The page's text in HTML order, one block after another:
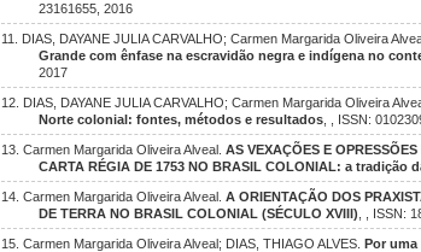
23161655, 2016
11. DIAS, DAYANE JULIA CARVALHO; Carmen Margarida Oliveira
Grande com ênfase na escravidão negra e indígena no
2017
12. DIAS, DAYANE JULIA CARVALHO; Carmen Margarida Oliveira
Norte colonial: fontes, métodos e resultados , , ISSN:
13. Carmen Margarida Oliveira Alveal. AS VEXAÇÕES E
CARTA RÉGIA DE 1753 NO BRASIL COLONIAL: a tradição
14. Carmen Margarida Oliveira Alveal. A ORIENTAÇÃO DOS
DE TERRA NO BRASIL COLONIAL (SÉCULO XVIII)
, , ISSN:
15. Carmen Margarida Oliveira Alveal; DIAS, THIAGO ALVES. Por